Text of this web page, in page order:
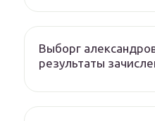
Выборг
результаты